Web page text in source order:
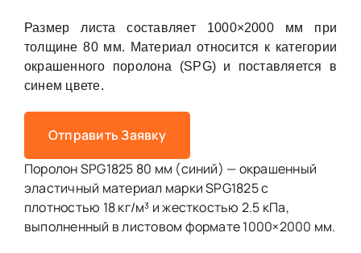
Размер листа составляет 1000×2000 мм при
толщине 80 мм. Материал относится к категории
окрашенного поролона (SPG) и поставляется в
синем цвете.
Отправить Заявку
Поролон SPG1825 80 мм (синий) — окрашенный
эластичный материал марки SPG1825 с
плотностью 18 кг/м³ и жесткостью 2.5 кПа,
выполненный в листовом формате 1000×2000 мм.